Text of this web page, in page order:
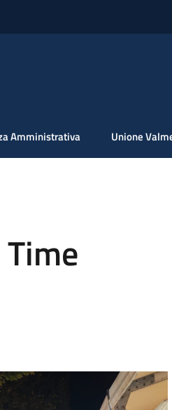
Amministrativa Unione